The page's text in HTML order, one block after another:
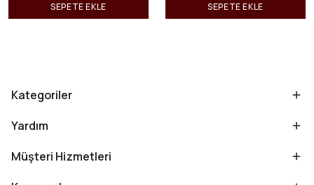
SEPETE EKLE SEPETE EKLE
Kategoriler
Yardım
Müşteri Hizmetleri